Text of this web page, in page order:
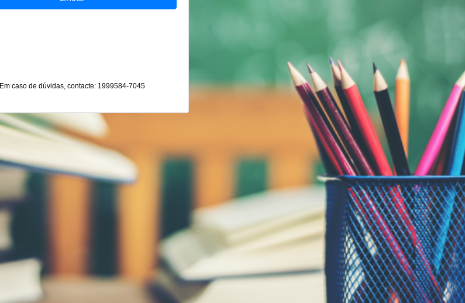
Em caso de dúvidas, contacte: 1999584-7045